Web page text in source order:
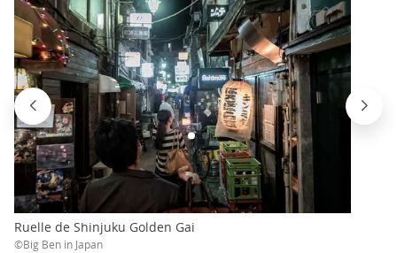
Ruelle de Shinjuku Golden Gai
©Big Ben in Japan